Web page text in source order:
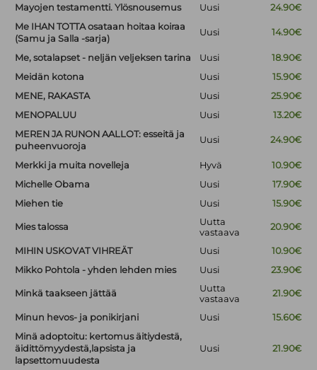
Mayojen testamentti. Ylösnousemus
Uusi
24.90€
Me IHAN TOTTA osataan hoitaa koiraa
(Samu ja Salla -sarja)
Uusi 14.90€
Me, sotalapset - neljän veljeksen tarina Uusi
18.90€
Meidän kotona
Uusi
15.90€
MENE, RAKASTA
Uusi
25.90€
MENOPALUU
Uusi
13.20€
MEREN JA RUNON AALLOT: esseitä ja
puheenvuoroja
Uusi 24.90€
Merkki ja muita novelleja Hyvä
10.90€
Michelle Obama
Uusi
17.90€
Miehen tie
Uusi 15.90€
Mies talossa
Uutta
vastaava
20.90€
MIHIN USKOVAT VIHREÄT Uusi
10.90€
Mikko Pohtola - yhden lehden mies
Uusi 23.90€
Minkä taakseen jättää
Uutta
vastaava
21.90€
Minun hevos- ja ponikirjani Uusi
15.60€
Minä adoptoitu: kertomus äitiydestä,
äidittömyydestä,lapsista ja
lapsettomuudesta
Uusi 21.90€